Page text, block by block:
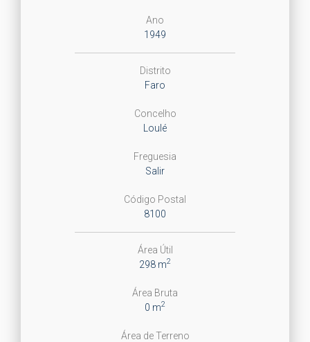
Ano
1949
Distrito
Faro
Concelho
Loulé
Freguesia
Salir
Código Postal
8100
Área Útil
298 m2
Área Bruta
0 m2
Área de Terreno